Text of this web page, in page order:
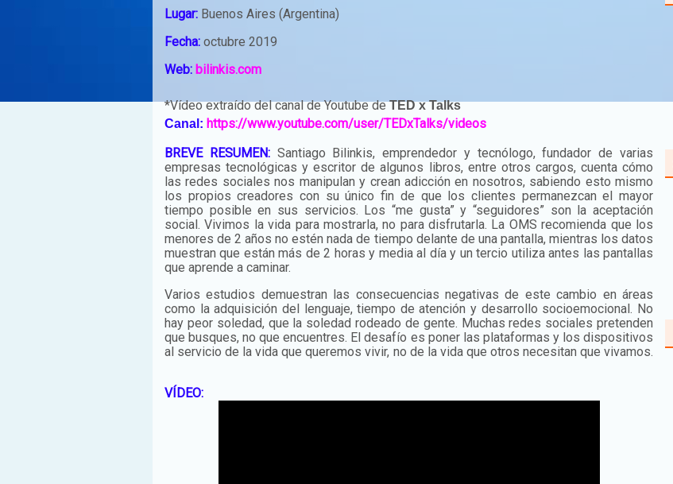
Lugar: Buenos Aires (Argentina)
Fecha: octubre 2019
Web: bilinkis.com
*Vídeo extraído del canal de Youtube deTED x Talks
Canal: https://www.youtube.com/user/TEDxTalks/videos
BREVE RESUMEN: Santiago Bilinkis, emprendedor y tecnólogo, fundador de varias
empresas tecnológicas y escritor de algunos libros, entre otros cargos, cuenta cómo
las redes sociales nos manipulan y crean adicción en nosotros, sabiendo esto mismo
los propios creadores con su único fin de que los clientes permanezcan el mayor
tiempo posible en sus servicios. Los “me gusta” y “seguidores” son la aceptación
social. Vivimos la vida para mostrarla, no para disfrutarla. La OMS recomienda que los
menores de 2 años no estén nada de tiempo delante de una pantalla, mientras los datos
muestran que están más de 2 horas y media al día y un tercio utiliza antes las pantallas
que aprende a caminar.
Varios estudios demuestran las consecuencias negativas de este cambio en áreas
como la adquisición del lenguaje, tiempo de atención y desarrollo socioemocional. No
hay peor soledad, que la soledad rodeado de gente. Muchas redes sociales pretenden
que busques, no que encuentres. El desafío es poner las plataformas y los dispositivos
al servicio de la vida que queremos vivir, no de la vida que otros necesitan que vivamos.
VÍDEO: